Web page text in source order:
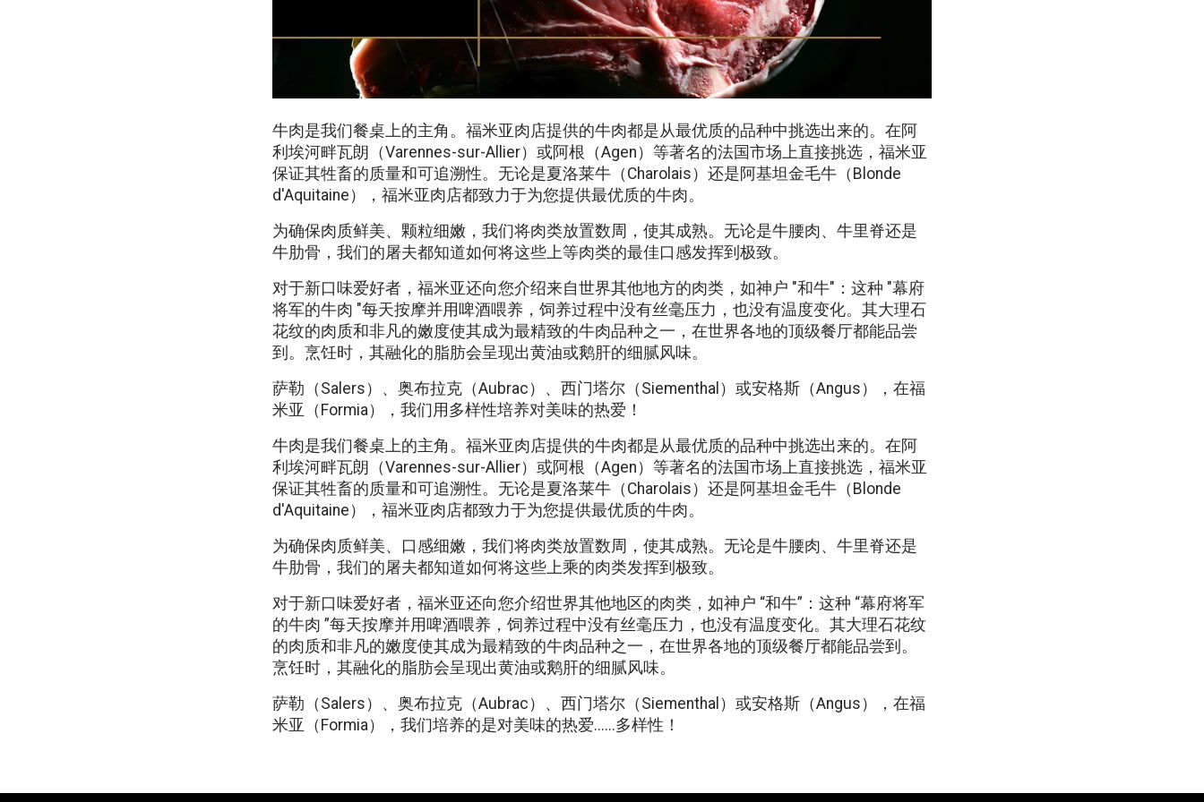
牛肉是我们餐桌上的主角。福米亚肉店提供的牛肉都是从最优质的品种中挑选出来的。在阿
利埃河畔瓦朗（Varennes-sur-Allier）或阿根（Agen）等著名的法国市场上直接挑选，福米亚
保证其牲畜的质量和可追溯性。无论是夏洛莱牛（Charolais）还是阿基坦金毛牛（Blonde
d'Aquitaine），福米亚肉店都致力于为您提供最优质的牛肉。
为确保肉质鲜美、颗粒细嫩，我们将肉类放置数周，使其成熟。无论是牛腰肉、牛里脊还是
牛肋骨，我们的屠夫都知道如何将这些上等肉类的最佳口感发挥到极致。
对于新口味爱好者，福米亚还向您介绍来自世界其他地方的肉类，如神户 "和牛"：这种 "幕府
将军的牛肉 "每天按摩并用啤酒喂养，饲养过程中没有丝毫压力，也没有温度变化。其大理石
花纹的肉质和非凡的嫩度使其成为最精致的牛肉品种之一，在世界各地的顶级餐厅都能品尝
到。烹饪时，其融化的脂肪会呈现出黄油或鹅肝的细腻风味。
萨勒（Salers）、奥布拉克（Aubrac）、西门塔尔（Siementhal）或安格斯（Angus），在福
米亚（Formia），我们用多样性培养对美味的热爱！
牛肉是我们餐桌上的主角。福米亚肉店提供的牛肉都是从最优质的品种中挑选出来的。在阿
利埃河畔瓦朗（Varennes-sur-Allier）或阿根（Agen）等著名的法国市场上直接挑选，福米亚
保证其牲畜的质量和可追溯性。无论是夏洛莱牛（Charolais）还是阿基坦金毛牛（Blonde
d'Aquitaine），福米亚肉店都致力于为您提供最优质的牛肉。
为确保肉质鲜美、口感细嫩，我们将肉类放置数周，使其成熟。无论是牛腰肉、牛里脊还是
牛肋骨，我们的屠夫都知道如何将这些上乘的肉类发挥到极致。
对于新口味爱好者，福米亚还向您介绍世界其他地区的肉类，如神户 “和牛”：这种 “幕府将军
的牛肉 ”每天按摩并用啤酒喂养，饲养过程中没有丝毫压力，也没有温度变化。其大理石花纹
的肉质和非凡的嫩度使其成为最精致的牛肉品种之一，在世界各地的顶级餐厅都能品尝到。
烹饪时，其融化的脂肪会呈现出黄油或鹅肝的细腻风味。
萨勒（Salers）、奥布拉克（Aubrac）、西门塔尔（Siementhal）或安格斯（Angus），在福
米亚（Formia），我们培养的是对美味的热爱......多样性！